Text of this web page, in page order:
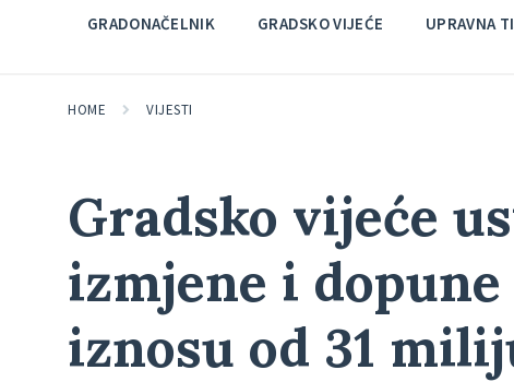
GRADONAČELNIK GRADSKO VIJEĆE UPRAVNA
HOME VIJESTI
Gradsko vijeće
izmjene i
iznosu od 31